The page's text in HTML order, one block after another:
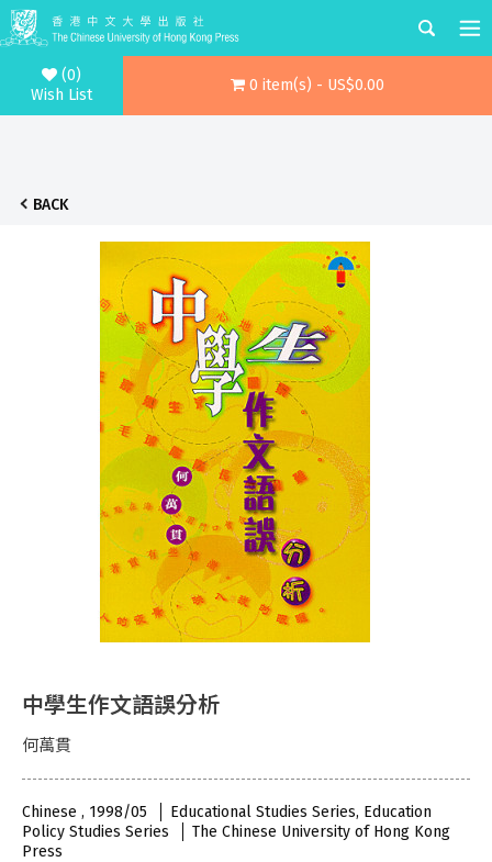
(0)
Wish List
0 item(s) - US$0.00
BACK
中學生作文語誤分析
何萬貫
Chinese , 1998/05
Educational Studies Series, Education
Policy Studies Series
The Chinese University of Hong Kong
Press